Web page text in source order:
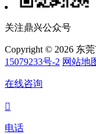
关注鼎兴公众号
Copyright © 2026 东
15079233号-2 网站地
在线咨询

电话